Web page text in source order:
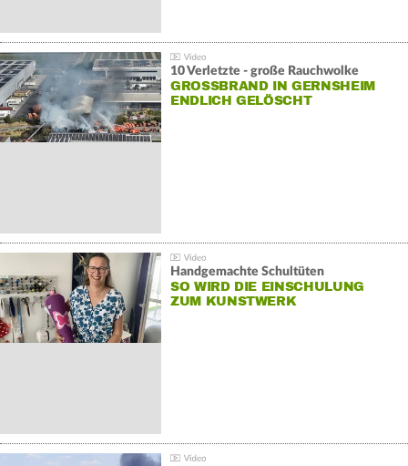
10 Verletzte - große Rauchwolke
GROSSBRAND IN GERNSHEIM E
NDLICH GELÖSCHT
Handgemachte Schultüten
SO WIRD DIE EINSCHULUNG
ZUM KUNSTWERK